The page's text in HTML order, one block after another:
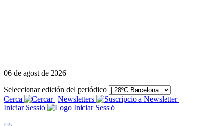
06 de agost de 2026
Seleccionar edición del periódico
Cerca
| Newsletters
|
Iniciar Sessió